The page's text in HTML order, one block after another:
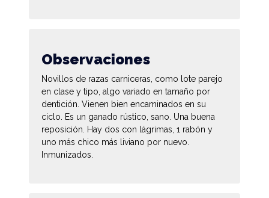
Observaciones
Novillos de razas carniceras, como lote parejo
en clase y tipo, algo variado en tamaño por
dentición. Vienen bien encaminados en su
ciclo. Es un ganado rústico, sano. Una buena
reposición. Hay dos con lágrimas, 1 rabón y
uno más chico más liviano por nuevo.
Inmunizados.